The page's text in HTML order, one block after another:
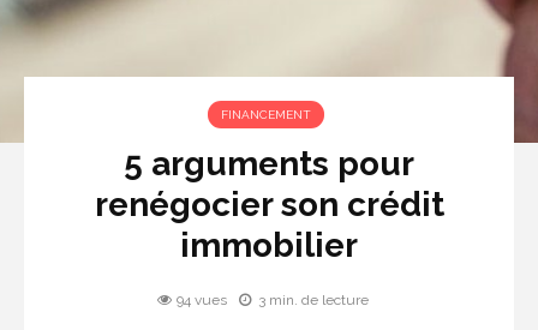
FINANCEMENT
5 arguments pour
renégocier son crédit
immobilier
94 vues 3 min. de lecture